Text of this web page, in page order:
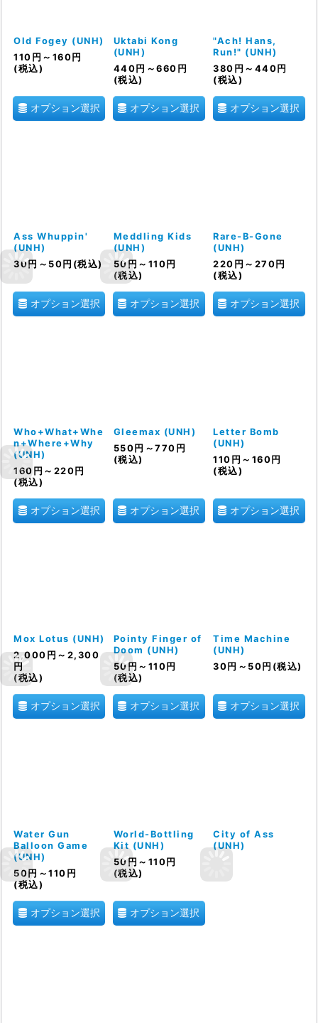
Old Fogey (UNH)
110 円 ～160 円
(税込)
オプション選択
Uktabi Kong
(UNH)
440 円 ～660 円
(税込)
オプション選択
"Ach! Hans,
Run!" (UNH)
380 円 ～440 円
(税込)
オプション選択
Ass Whuppin'
(UNH)
30円 ～50 円 (税込)
オプション選択
Meddling Kids
(UNH)
50 円 ～110 円
(税込)
オプション選択
Rare-B-Gone
(UNH)
220 円 ～270 円
(税込)
オプション選択
Who+What+Whe
n+Where+Why
(UNH)
160 円 ～220 円
(税込)
オプション選択
Gleemax (UNH)
550 円 ～770 円
(税込)
オプション選択
Letter Bomb
(UNH)
110 円 ～160 円
(税込)
オプション選択
Mox Lotus (UNH)
2,000 円 ～2,300
円
(税込)
オプション選択
Pointy Finger of
Doom (UNH)
50 円 ～110 円
(税込)
オプション選択
Time Machine
(UNH)
30 円 ～50 円 (税込)
オプション選択
Water Gun
Balloon Game
(UNH)
50円 ～110 円
(税込)
オプション選択
World-Bottling
Kit (UNH)
50 円 ～110 円
(税込)
オプション選択
City of Ass
(UNH)